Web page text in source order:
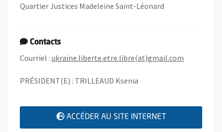
Quartier Justices Madeleine Saint-Léonard
Contacts
Courriel : ukraine.liberte.etre.libre(at)gmail.com
PRÉSIDENT(E) : TRILLEAUD Ksenia
ACCÉDER AU SITE INTERNET , OUVRE UNE